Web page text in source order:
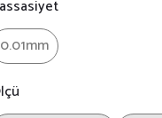
0.01mm